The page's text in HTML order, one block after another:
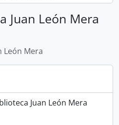
Juan León Mera
León Mera
Juan León Mera